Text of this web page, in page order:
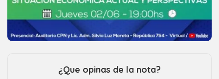
¿Que opinas de la nota?